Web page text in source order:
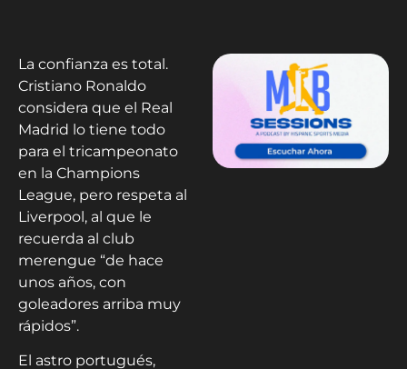
La confianza es total.
Cristiano Ronaldo
considera que el Real
Madrid lo tiene todo
para el tricampeonato
en la Champions
League, pero respeta al
Liverpool, al que le
recuerda al club
merengue “de hace
unos años, con
goleadores arriba muy
rápidos”.
El astro portugués,